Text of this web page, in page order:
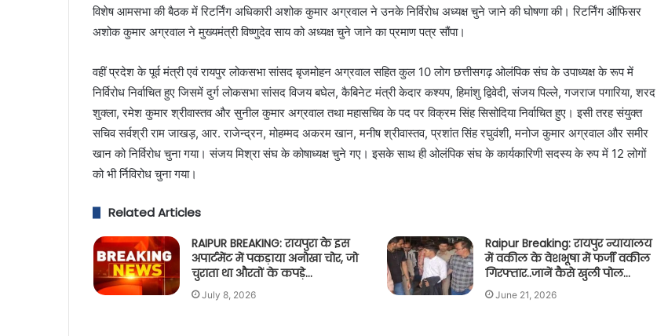
विशेष आमसभा की बैठक में रिटर्निंग अधिकारी अशोक कुमार अग्रवाल ने उनके निर्विरोध अध्यक्ष चुने जाने की घोषणा की। रिटर्निंग ऑफिसर
अशोक कुमार अग्रवाल ने मुख्यमंत्री विष्णुदेव साय को अध्यक्ष चुने जाने का प्रमाण पत्र सौंपा।
वहीं प्रदेश के पूर्व मंत्री एवं रायपुर लोकसभा सांसद बृजमोहन अग्रवाल सहित कुल 10 लोग छत्तीसगढ़ ओलंपिक संघ के उपाध्यक्ष के रूप में
निर्विरोध निर्वाचित हुए जिसमें दुर्ग लोकसभा सांसद विजय बघेल, कैबिनेट मंत्री केदार कश्यप, हिमांशु द्विवेदी, संजय पिल्ले, गजराज पगारिया, शरद
शुक्ला, रमेश कुमार श्रीवास्तव और सुनील कुमार अग्रवाल तथा महासचिव के पद पर विक्रम सिंह सिसोदिया निर्वाचित हुए। इसी तरह संयुक्त
सचिव सर्वश्री राम जाखड़, आर. राजेन्द्रन, मोहम्मद अकरम खान, मनीष श्रीवास्तव, प्रशांत सिंह रघुवंशी, मनोज कुमार अग्रवाल और समीर
खान को निर्विरोध चुना गया। संजय मिश्रा संघ के कोषाध्यक्ष चुने गए। इसके साथ ही ओलंपिक संघ के कार्यकारिणी सदस्य के रुप में 12 लोगों
को भी र्निविरोध चुना गया।
Related Articles
RAIPUR BREAKING: रायपुरा के इस
अपार्टमेंट में पकड़ाया अनोखा चोर, जो
चुराता था औरतों के कपड़े…
July 8, 2026
Raipur Breaking: रायपुर न्यायालय
में वकील के वेशभूषा में फर्जी वकील
गिरफ्तार..जानें कैसे खुली पोल…
June 21, 2026